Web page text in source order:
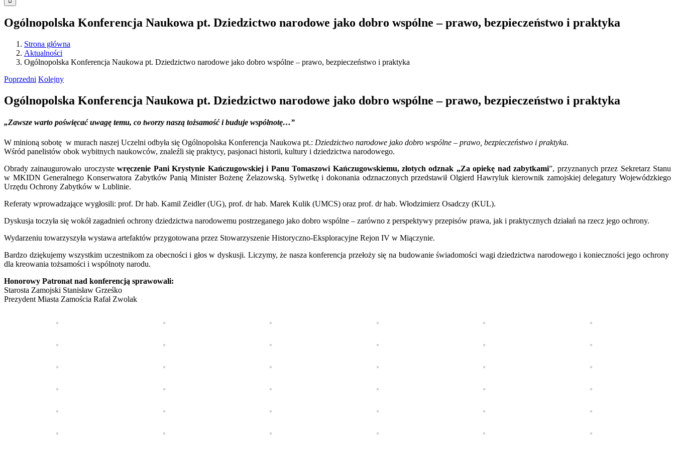
Ogólnopolska Konferencja Naukowa pt. Dziedzictwo narodowe jako dobro wspólne – prawo, bezpieczeństwo i praktyka
Strona główna
Aktualności
Ogólnopolska Konferencja Naukowa pt. Dziedzictwo narodowe jako dobro wspólne – prawo, bezpieczeństwo i praktyka
Poprzedni Kolejny
Ogólnopolska Konferencja Naukowa pt. Dziedzictwo narodowe jako dobro wspólne – prawo, bezpieczeństwo i praktyka
„Zawsze warto poświęcać uwagę temu, co tworzy naszą tożsamość i buduje wspólnotę…”
W minioną sobotę w murach naszej Uczelni odbyła się Ogólnopolska Konferencja Naukowa pt.: Dziedzictwo narodowe jako dobro wspólne – prawo, bezpieczeństwo i praktyka.
Wśród panelistów obok wybitnych naukowców, znaleźli się praktycy, pasjonaci historii, kultury i dziedzictwa narodowego.
Obrady zainaugurowało uroczystewręczenie Pani Krystynie Kańczugowskiej i Panu Tomaszowi Kańczugowskiemu, złotych odznak „Za opiekę nad zabytkami”, przyznanych przez Sekretarz Stanu
w MKIDN Generalnego Konserwatora Zabytków Panią Minister Bożenę Żelazowską. Sylwetkę i dokonania odznaczonych przedstawił Olgierd Hawryluk kierownik zamojskiej delegatury Wojewódzkiego
Urzędu Ochrony Zabytków w Lublinie.
Referaty wprowadzające wygłosili: prof. Dr hab. Kamil Zeidler (UG), prof. dr hab. Marek Kulik (UMCS) oraz prof. dr hab. Włodzimierz Osadczy (KUL).
Dyskusja toczyła się wokół zagadnień ochrony dziedzictwa narodowemu postrzeganego jako dobro wspólne – zarówno z perspektywy przepisów prawa, jak i praktycznych działań na rzecz jego ochrony.
Wydarzeniu towarzyszyła wystawa artefaktów przygotowana przez Stowarzyszenie Historyczno-Eksploracyjne Rejon IV w Miączynie.
Bardzo dziękujemy wszystkim uczestnikom za obecności i głos w dyskusji. Liczymy, że nasza konferencja przełoży się na budowanie świadomości wagi dziedzictwa narodowego i konieczności jego ochrony
dla kreowania tożsamości i wspólnoty narodu.
Honorowy Patronat nad konferencją sprawowali:
Starosta Zamojski Stanisław Grześko
Prezydent Miasta Zamościa Rafał Zwolak